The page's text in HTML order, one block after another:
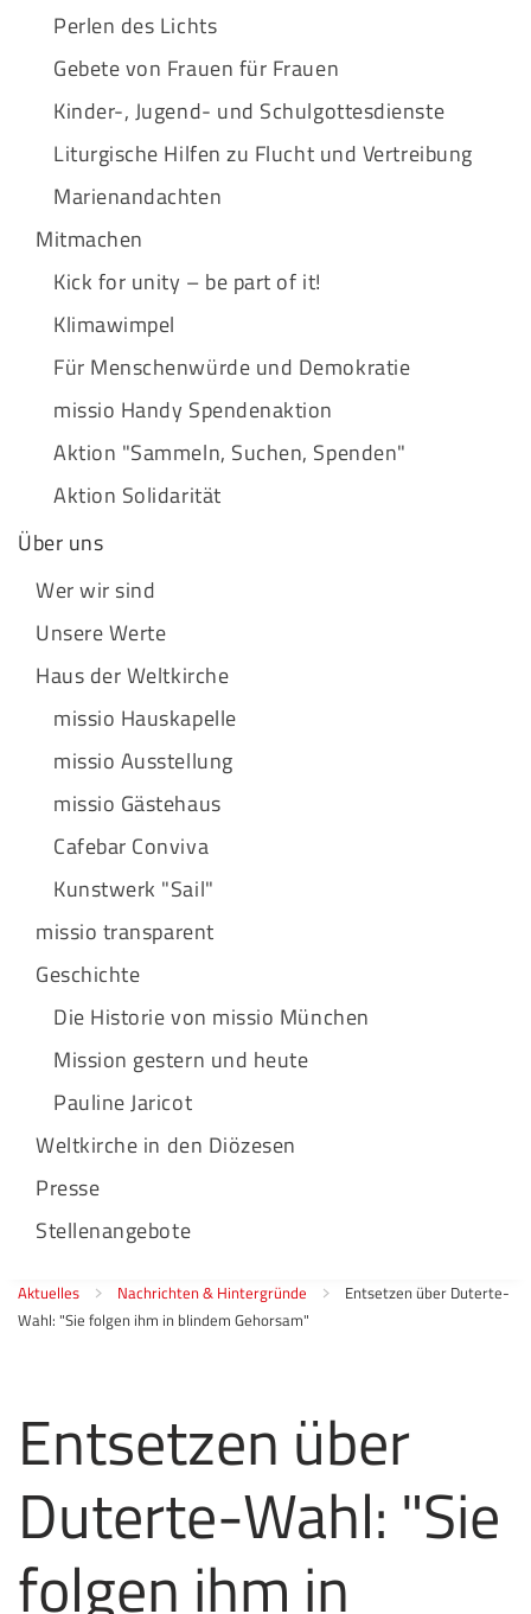
Perlen des Lichts
Gebete von Frauen für Frauen
Kinder-, Jugend- und Schulgottesdienste
Liturgische Hilfen zu Flucht und Vertreibung
Marienandachten
Mitmachen
Kick for unity – be part of it!
Klimawimpel
Für Menschenwürde und Demokratie
missio Handy Spendenaktion
Aktion "Sammeln, Suchen, Spenden"
Aktion Solidarität
Über uns
Wer wir sind
Unsere Werte
Haus der Weltkirche
missio Hauskapelle
missio Ausstellung
missio Gästehaus
Cafebar Conviva
Kunstwerk "Sail"
missio transparent
Geschichte
Die Historie von missio München
Mission gestern und heute
Pauline Jaricot
Weltkirche in den Diözesen
Presse
Stellenangebote
Aktuelles Nachrichten & Hintergründe
Entsetzen über Duterte-
Wahl: "Sie folgen ihm in blindem Gehorsam"
Entsetzen über
Duterte-Wahl: "Sie
folgen ihm in